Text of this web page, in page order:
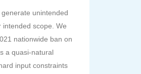
unintended
scope. We
nationwide ban on
a quasi-natural
input constraints